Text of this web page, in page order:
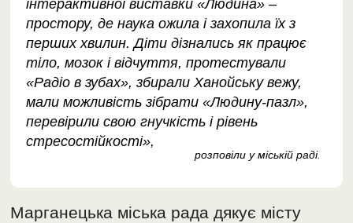
інтерактивної виставки «Людина» –
простору, де наука ожила і захопила їх з
перших хвилин. Діти дізнались як працює
тіло, мозок і відчуття, протестували
«Радіо в зубах», збирали Ханойську вежу,
мали можливість зібрати «Людину-пазл»,
перевірили свою гнучкість і рівень
стресостійкості»,
розповіли у міській раді.
Марганецька міська рада дякує місту